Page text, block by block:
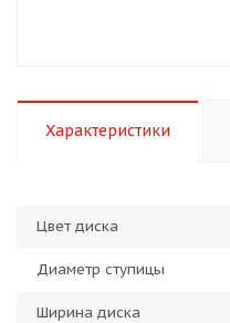
Характеристики
Цвет диска
Диаметр ступицы
Ширина диска